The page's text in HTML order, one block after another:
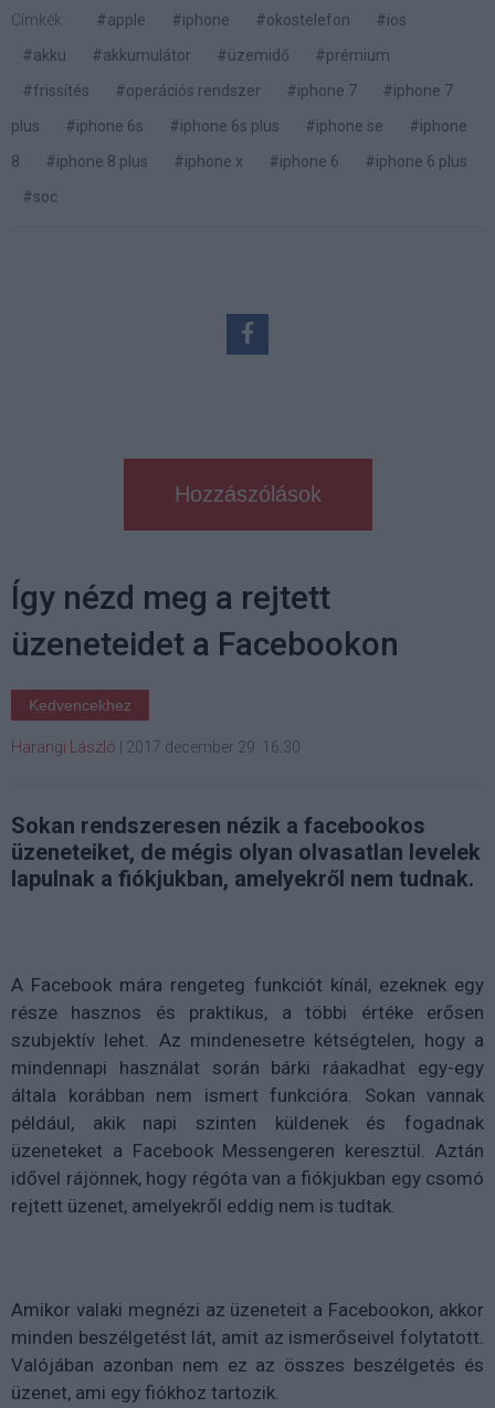
Címkék: #apple #iphone #okostelefon
#ios
#akku
#akkumulátor #üzemidő
#prémium
#frissítés
#operációs rendszer #iphone 7
#iphone 7
plus
#iphone 6s #iphone 6s plus #iphone se
#iphone
8
#iphone 8 plus #iphone x #iphone 6
#iphone 6 plus
#soc
Hozzászólások
Így nézd meg a rejtett
üzeneteidet a Facebookon
Kedvencekhez
Harangi László 2017 december 29. 16:30
Sokan rendszeresen nézik a facebookos
üzeneteiket, de mégis olyan olvasatlan levelek
lapulnak a fiókjukban, amelyekről nem tudnak.
A Facebook mára rengeteg funkciót kínál, ezeknek egy
része hasznos és praktikus, a többi értéke erősen
szubjektív lehet. Az mindenesetre kétségtelen, hogy a
mindennapi használat során bárki ráakadhat egy-egy
általa korábban nem ismert funkcióra. Sokan vannak
például, akik napi szinten küldenek és fogadnak
üzeneteket a Facebook Messengeren keresztül. Aztán
idővel rájönnek, hogy régóta van a fiókjukban egy csomó
rejtett üzenet, amelyekről eddig nem is tudtak.
Amikor valaki megnézi az üzeneteit a Facebookon, akkor
minden beszélgetést lát, amit az ismerőseivel folytatott.
Valójában azonban nem ez az összes beszélgetés és
üzenet, ami egy fiókhoz tartozik.